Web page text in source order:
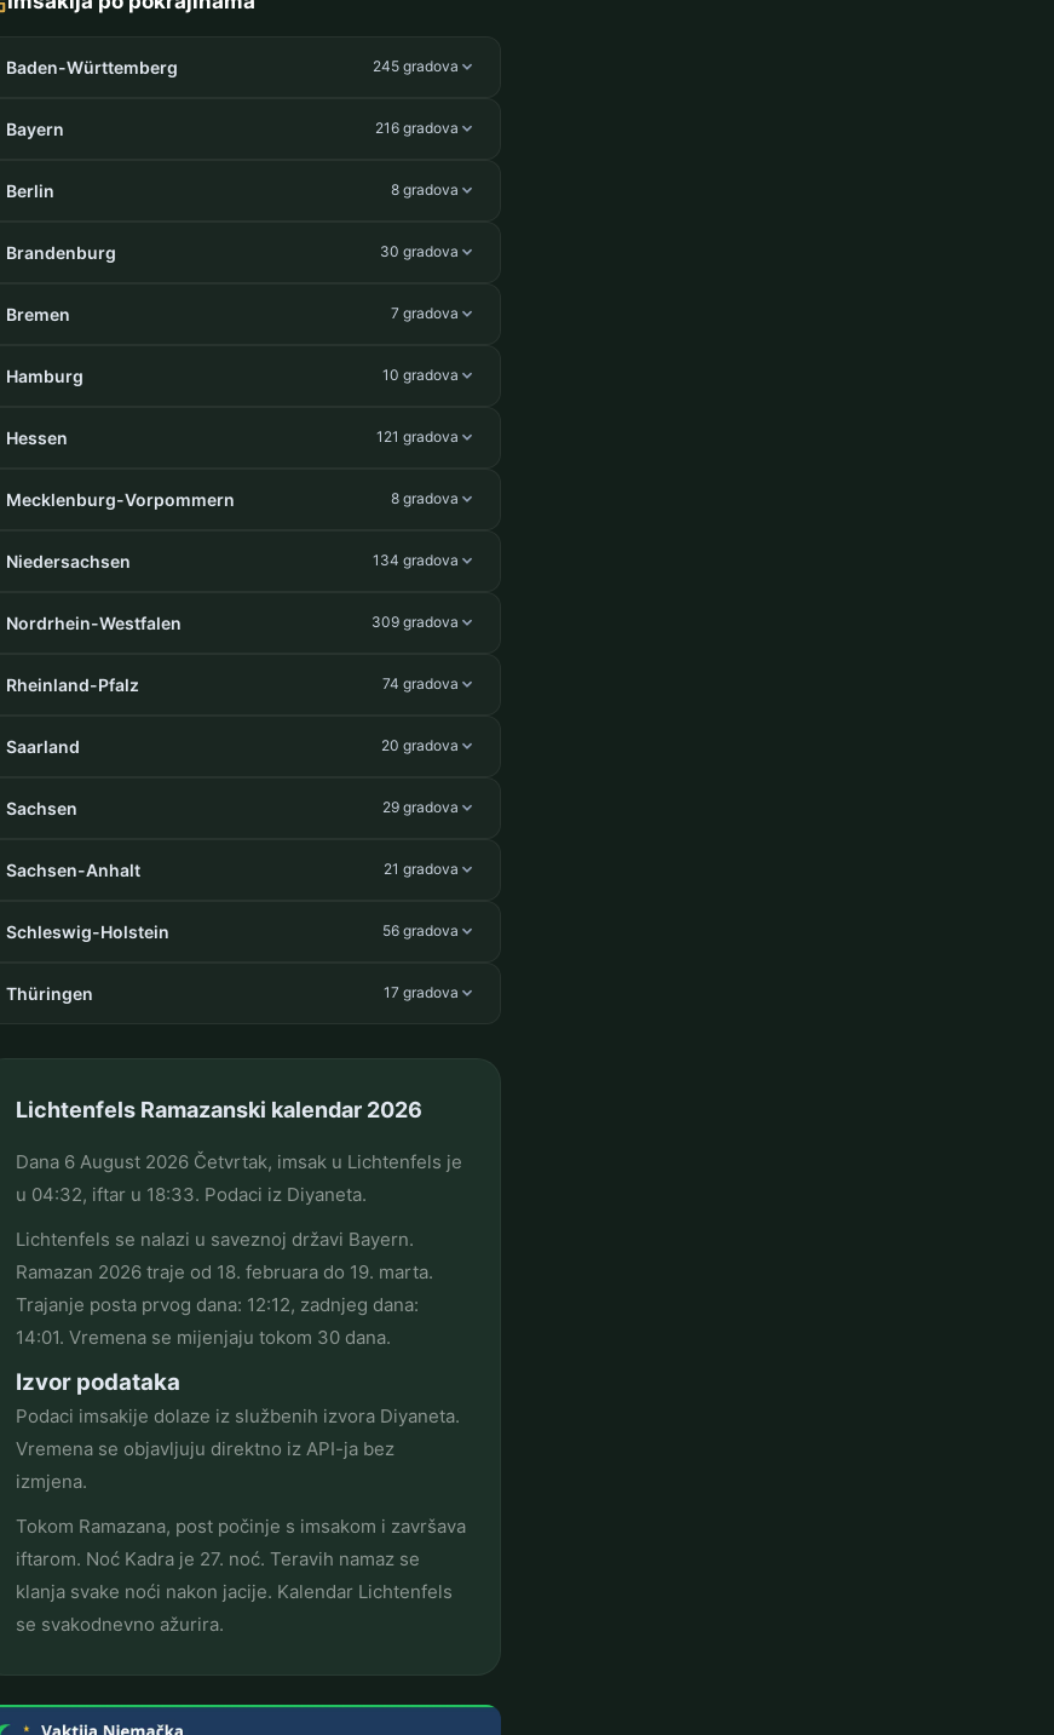
Baden-Württemberg 245 gradova
Bayern 216 gradova
Berlin 8 gradova
Brandenburg 30 gradova
Bremen 7 gradova
Hamburg 10 gradova
Hessen 121 gradova
Mecklenburg-Vorpommern 8 gradova
Niedersachsen 134 gradova
Nordrhein-Westfalen 309 gradova
Rheinland-Pfalz 74 gradova
Saarland 20 gradova
Sachsen 29 gradova
Sachsen-Anhalt 21 gradova
Schleswig-Holstein 56 gradova
Thüringen 17 gradova
Lichtenfels Ramazanski kalendar 2026
Dana 6 August 2026 Četvrtak, imsak u Lichtenfels je
u 04:32, iftar u 18:33. Podaci iz Diyaneta.
Lichtenfels se nalazi u saveznoj državi Bayern.
Ramazan 2026 traje od 18. februara do 19. marta.
Trajanje posta prvog dana: 12:12, zadnjeg dana:
14:01. Vremena se mijenjaju tokom 30 dana.
Izvor podataka
Podaci imsakije dolaze iz službenih izvora Diyaneta.
Vremena se objavljuju direktno iz API-ja bez
izmjena.
Tokom Ramazana, post počinje s imsakom i završava
iftarom. Noć Kadra je 27. noć. Teravih namaz se
klanja svake noći nakon jacije. Kalendar Lichtenfels
se svakodnevno ažurira.